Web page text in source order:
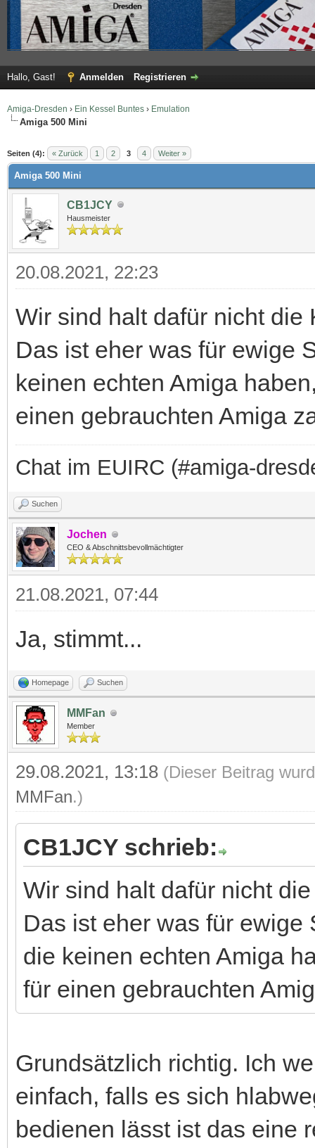
Hallo, Gast! Anmelden Registrieren
Amiga-Dresden › Ein Kessel Buntes › Emulation
Amiga 500 Mini
Seiten (4): « Zurück 1 2 3 4 Weiter »
Durchschnitt
Amiga 500 Mini
CB1JCY
Hausmeister
20.08.2021, 22:23
Wir sind halt dafür nicht die
Das ist eher was für ewige
keinen echten Amiga
einen gebrauchten Amiga
Chat im EUIRC (#amiga-
Suchen
Jochen
CEO & Abschnittsbevollmächtigter
21.08.2021, 07:44
Ja, stimmt...
Homepage Suchen
MMFan
Member
29.08.2021, 13:18 (Dieser Beitrag
MMFan.)
CB1JCY schrieb:
Wir sind halt dafür nicht
Das ist eher was für ewige
die keinen echten Amiga
für einen gebrauchten
Grundsätzlich richtig. Ich
einfach, falls es sich
bedienen lässt ist das eine